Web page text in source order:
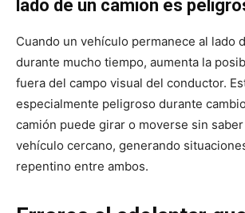
lado de un camión es
Cuando un vehículo permanece al lado
durante mucho tiempo, aumenta la
fuera del campo visual del conductor.
especialmente peligroso durante
camión puede girar o moverse sin
vehículo cercano, generando
repentino entre ambos.